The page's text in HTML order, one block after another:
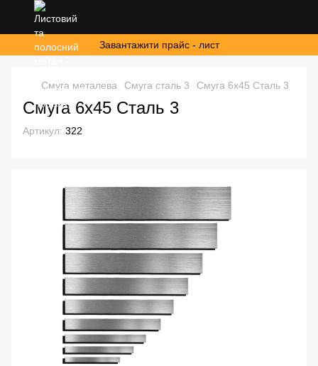
Завантажити прайс - лист
Смуга металева Смуга сталь 3 Смуга 6х45 Сталь 3
Смуга 6х45 Сталь 3
Артикул: 322